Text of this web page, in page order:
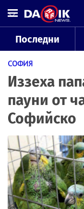
Последни
СОФИЯ
Иззеха
пауни от
Софийско